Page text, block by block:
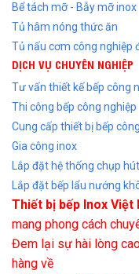
Bể tách mỡ - Bẫy mỡ inox
Tủ hâm nóng thức ăn
Tủ nấu cơm công nghiệp
DỊCH VỤ CHUYÊN NGHIỆP
Tư vấn thiết kế bếp công
Thi công bếp công nghiệp
Cung cấp thiết bị bếp
Gia công inox
Lắp đặt hệ thống chụp
Lắp đặt bếp lẩu nướng
Thiết bị bếp Inox Việt
mang phong cách
Đem lại sự hài lòng
hàng về